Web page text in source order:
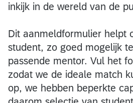
inkijk in de wereld van de
Dit aanmeldformulier helpt
student, zo goed mogelijk
passende mentor. Vul het
zodat we de ideale match
op, we hebben beperkte